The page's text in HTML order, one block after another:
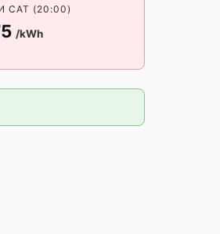
САТ (20:00)
/kWh